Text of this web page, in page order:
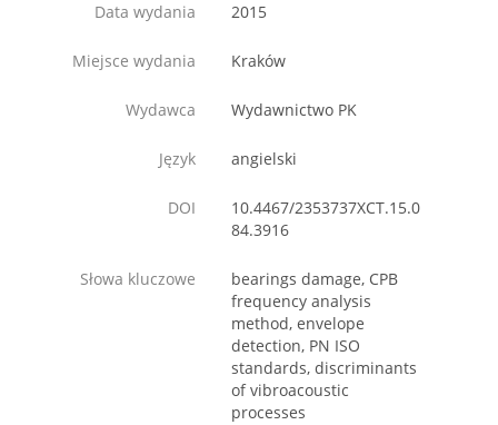
Data wydania 2015
Miejsce wydania Kraków
Wydawca Wydawnictwo PK
Język angielski
DOI
10.4467/2353737XCT.15.0
84.3916
Słowa kluczowe
bearings damage, CPB
frequency analysis
method, envelope
detection, PN ISO
standards, discriminants
of vibroacoustic
processes